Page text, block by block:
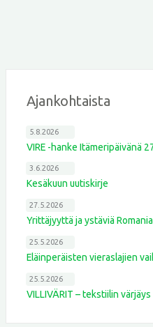
Ajankohtaista
VIRE -hanke Itämeripäivänä
5.8.2026
Kesäkuun uutiskirje
3.6.2026
Yrittäjyyttä ja ystäviä
27.5.2026
Eläinperäisten vieraslajien
25.5.2026
VILLIVÄRIT – tekstiilin
25.5.2026